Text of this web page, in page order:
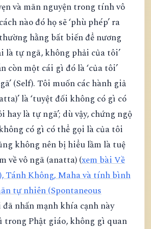
và mãn nguyện trong tính vô
nào đó họ sẽ ‘phù phép’ ra
hằng bất biến để nương
là tự ngã, không phải của tôi’
còn một cái gì đó là ‘của tôi’
(Self). Tôi muốn các hành giả
là ‘tuyệt đối không có gì có
hay là tự ngã’; dù vậy, chứng ngộ
có gì có thể gọi là của tôi
không nên bị hiểu lầm là tuệ
về vô ngã (anatta) (xem bài Về
Tánh Không, Maha và tính bình
tự nhiên (Spontaneous
đã nhấn mạnh khía cạnh này
trong Phật giáo, không gì quan